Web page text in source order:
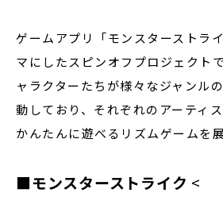
ゲームアプリ「モンスターストラ
マにしたスピンオフプロジェクト
ャラクターたちが様々なジャンル
動しており、それぞれのアーティ
かんたんに遊べるリズムゲームを
■モンスターストライク <